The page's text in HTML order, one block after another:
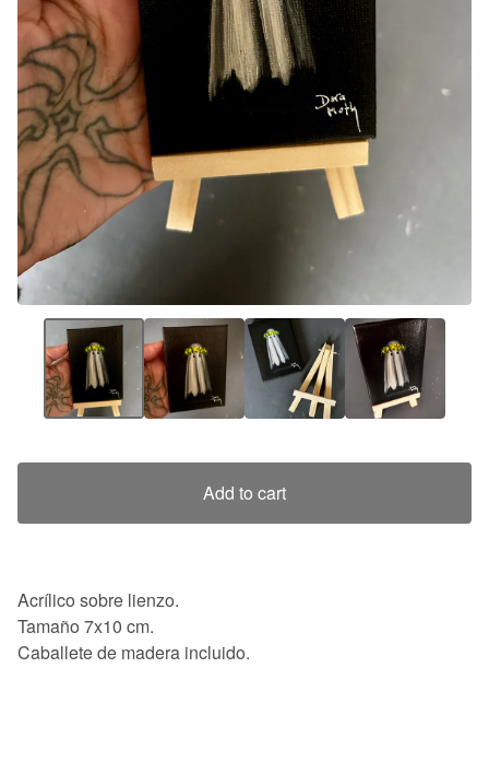
Add to cart
Acrílico sobre lienzo.
Tamaño 7x10 cm.
Caballete de madera incluido.